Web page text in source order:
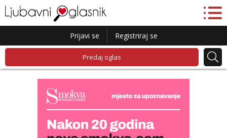
Prijavi se Registriraj se
Predaj oglas